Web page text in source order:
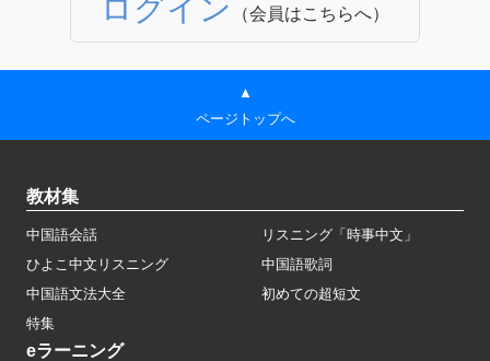
ログイン （会員はこちらへ）
▲
ページトップへ
教材集
中国語会話
リスニング「時事中文」
ひよこ中文リスニング
中国語歌詞
中国語文法大全
初めての超短文
特集
eラーニング